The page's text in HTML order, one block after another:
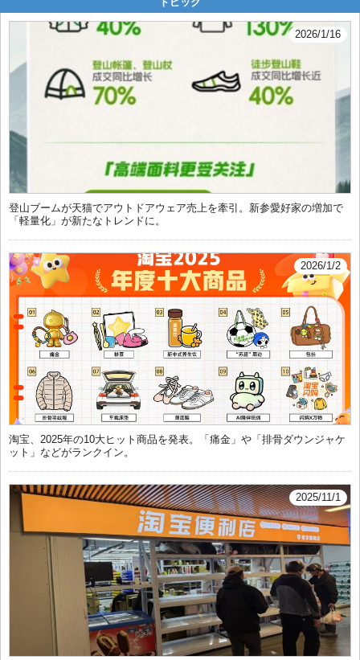
2026/1/16
登山ブームが天猫でアウトドアウェア売上を牽引。新参愛好家の増加で
「軽量化」が新たなトレンドに。
2026/1/2
淘宝、2025年の10大ヒット商品を発表。「痛金」や「排骨ダウンジャケ
ット」などがランクイン。
2025/11/1